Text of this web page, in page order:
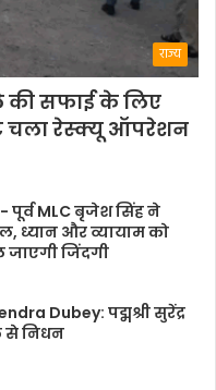
राज्य
की सफाई के लिए
चला रेस्क्यू ऑपरेशन
पूर्व MLC बृजेश सिंह ने
ध्यान और व्यायाम को
जिंदगी
Dubey: पद्मश्री सुरेंद्र
से निधन